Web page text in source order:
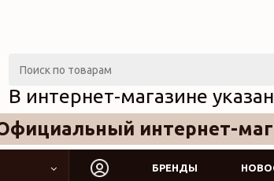
интернет-
В интернет-магазине
БРЕНДЫ